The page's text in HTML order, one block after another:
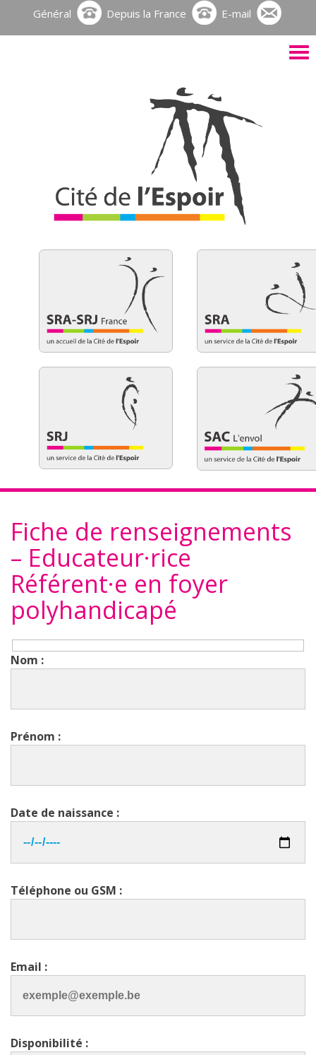
Général Depuis la France E-mail
le
Fiche de renseignements
– Educateur·rice
Référent·e en foyer
polyhandicapé
Nom :
Prénom :
Date de naissance :
Téléphone ou GSM :
Email :
Disponibilité :